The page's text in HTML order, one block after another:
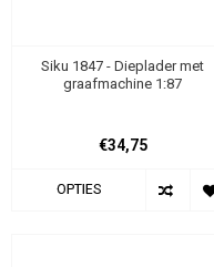
Siku 1847 - Dieplader met
graafmachine 1:87
€34,75
OPTIES